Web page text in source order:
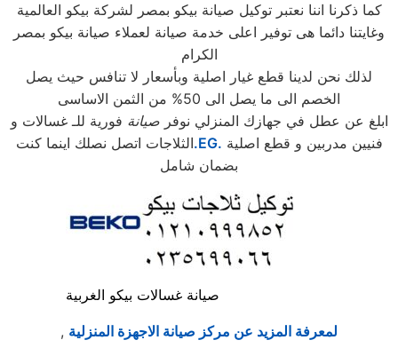
كما ذكرنا اننا نعتبر توكيل صيانة بيكو بمصر لشركة بيكو العالمية
وغايتنا دائما هى توفير اعلى خدمة صيانة لعملاء صيانة بيكو بمصر
الكرام
لذلك نحن لدينا قطع غيار اصلية وبأسعار لا تنافس حيث يصل
الخصم الى ما يصل الى 50% من الثمن الاساسى
ابلغ عن عطل في جهازك المنزلي نوفرصيانة فورية للـ غسالات و
الثلاجات اتصل نصلك اينما كنت.EG.
بضمان شامل
صيانة غسالات بيكو الغربية
, لمعرفة المزيد عن مركز صيانة الاجهزة المنزلية